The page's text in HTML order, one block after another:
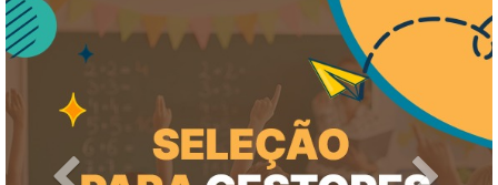
Previous Next